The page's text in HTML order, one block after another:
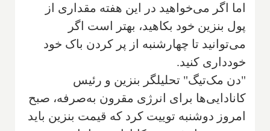
اما اگر می‌خواهید در این هفته مقداری از
پول بنزین خود بکاهید، بهتر است اگر
می‌توانید تا چهارشنبه از پر کردن باک خود
خودداری کنید.
"دن مک‌تیگ" تحلیلگر بنزین و رئیس
کانادایی‌ها برای انرژی مقرون به‌صرفه، صبح
امروز دوشنبه توییت کرد که قیمت بنزین باید